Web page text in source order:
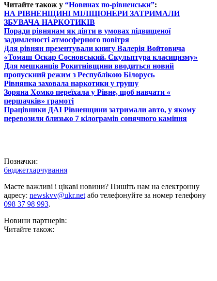
Читайте також у “Новинах по-рівненськи”:
НА РІВНЕНЩИНІ МІЛІЦІОНЕРИ ЗАТРИМАЛИ
ЗБУВАЧА НАРКОТИКІВ
Поради рівнянам як діяти в умовах підвищеної
задимленості атмосферного повітря
Для рівнян презентували книгу Валерія Войтовича
«Томаш Оскар Сосновський. Скульптура класицизму»
Для мешканців Рокитнівщини вводиться новий
пропускний режим з Республікою Білорусь
Рівнянка заховала наркотики у грушу
Зоряна Хомко переїхала у Рівне, щоб навчати «
першачків» грамоті
Працівники ДАІ Рівненщини затримали авто, у якому
перевозили близько 7 кілограмів сонячного каміння
Позначки:
бюджетхарчування
Маєте важливі і цікаві новини? Пишіть нам на електронну
адресу: newskvv@ukr.netабо телефонуйте за номер телефону
098 37 98 993.
Новини партнерів:
Читайте також: